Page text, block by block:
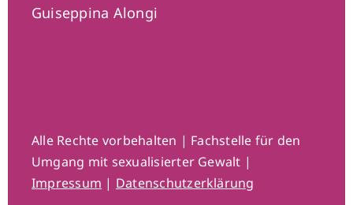
Guiseppina Alongi
Alle Rechte vorbehalten | Fachstelle für den
Umgang mit sexualisierter Gewalt |
Impressum | Datenschutzerklärung